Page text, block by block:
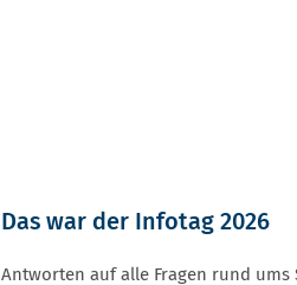
Das war der Infotag 2026
Antworten auf alle Fragen rund ums